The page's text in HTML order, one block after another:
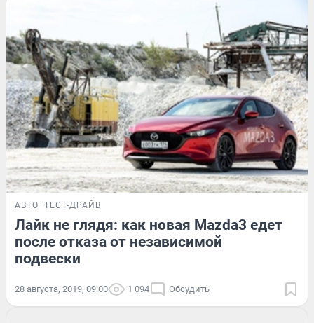
АВТО ТЕСТ-ДРАЙВ
Лайк не глядя: как новая Mazda3 едет
после отказа от независимой
подвески
28 августа, 2019, 09:00 1 094 Обсудить